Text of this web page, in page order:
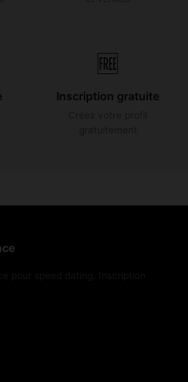
🆓
Inscription gratuite